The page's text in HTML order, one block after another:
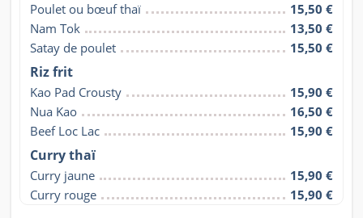
Poulet ou bœuf thaï
15,50 €
Nam Tok
13,50 €
Satay de poulet
15,50 €
Riz frit
Kao Pad Crousty
15,90 €
Nua Kao
16,50 €
Beef Loc Lac
15,90 €
Curry thaï
Curry jaune
15,90 €
Curry rouge
15,90 €